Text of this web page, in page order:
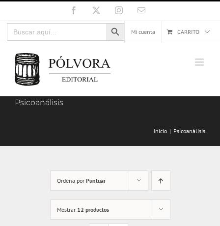
al
contenido
Facebook InstagramCorreo
Buscar:
Botón de búsqueda
Mi cuenta
CARRITO
Psicoanálisis
Inicio Psicoanálisis
Ordena por Puntuar
Mostrar 12 productos